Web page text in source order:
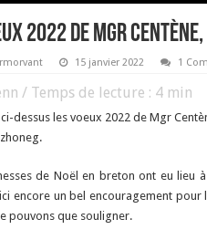
2022 de Mgr
15 janvier 2022 1
/ Temps de lecture : 4min
dessus les voeux 2022 de Mgr
de Noël en breton ont eu lieu
encore un bel encouragement pour
pouvons que souligner.